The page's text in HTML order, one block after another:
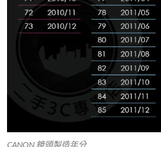
CANON 鏡頭製造年分